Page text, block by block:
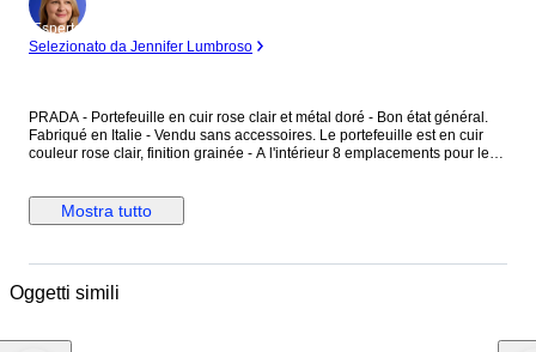
Esperto
Selezionato da Jennifer Lumbroso
PRADA - Portefeuille en cuir rose clair et métal doré - Bon état général.
Fabriqué en Italie - Vendu sans accessoires. Le portefeuille est en cuir
couleur rose clair, finition grainée - A l'intérieur 8 emplacements pour les
portefeuille. Dimensions : Hauteur 11 cm - Largeur 19 cm - Epaisseur
fermé 2,9 cm - Epaisseur ouvert 11 cm - Pièce en métal doré : 1,9 cm x
prendre en compte les photos.
Mostra tutto
Oggetti simili